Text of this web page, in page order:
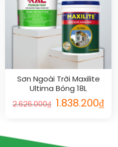
Sơn Ngoài Trời Maxilite
Ultima Bóng 18L
2.626.000₫ 1.838.200₫